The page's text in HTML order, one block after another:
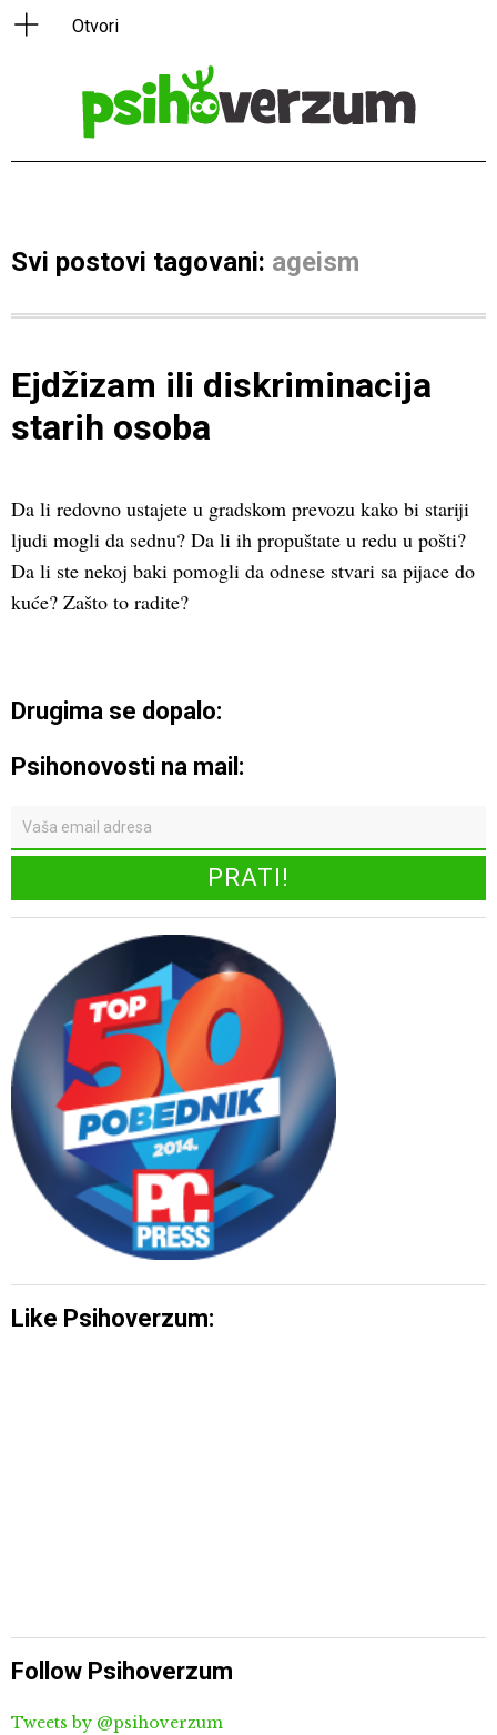
Svi postovi tagovani: ageism
Ejdžizam ili diskriminacija
starih osoba
Da li redovno ustajete u gradskom prevozu kako bi stariji
ljudi mogli da sednu? Da li ih propuštate u redu u pošti?
Da li ste nekoj baki pomogli da odnese stvari sa pijace do
kuće? Zašto to radite?
Drugima se dopalo:
Psihonovosti na mail:
Like Psihoverzum:
Follow Psihoverzum
Tweets by @psihoverzum